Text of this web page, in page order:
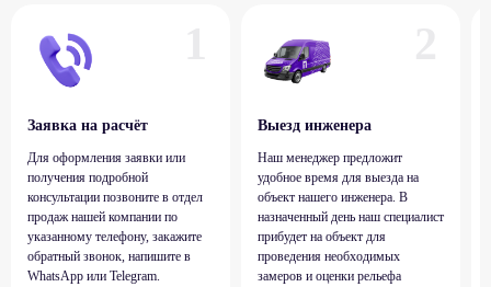
Заявка на расчёт
Для оформления заявки или
получения подробной
консультации позвоните в отдел
продаж нашей компании по
указанному телефону, закажите
обратный звонок, напишите в
WhatsApp или Telegram.
Выезд инженера
Наш менеджер предложит
удобное время для выезда на
объект нашего инженера. В
назначенный день наш специалист
прибудет на объект для
проведения необходимых
замеров и оценки рельефа